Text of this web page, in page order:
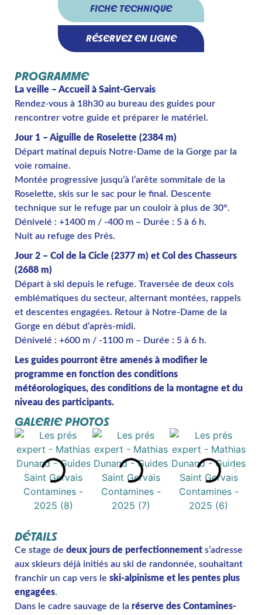
PROGRAMME
La veille – Accueil à Saint-Gervais
Rendez-vous à 18h30 au bureau des guides pour
rencontrer votre guide et préparer le matériel.
Jour 1 – Aiguille de Roselette (2384 m)
Départ matinal depuis Notre-Dame de la Gorge par la
voie romaine.
Montée progressive jusqu’à l’arête sommitale de la
Roselette, skis sur le sac pour le final. Descente
technique sur le refuge par un couloir à plus de 30°.
Dénivelé : +1400 m / -400 m – Durée : 5 à 6 h.
Nuit au refuge des Prés.
Jour 2 – Col de la Cicle (2377 m) et Col des Chasseurs
(2688 m)
Départ à ski depuis le refuge. Traversée de deux cols
emblématiques du secteur, alternant montées, rappels
et descentes engagées. Retour à Notre-Dame de la
Gorge en début d’après-midi.
Dénivelé : +600 m / -1100 m – Durée : 5 à 6 h.
Les guides pourront être amenés à modifier le
programme en fonction des conditions
météorologiques, des conditions de la montagne et du
niveau des participants.
GALERIE PHOTOS
DÉTAILS
Ce stage de deux jours de perfectionnement s’adresse
aux skieurs déjà initiés au ski de randonnée, souhaitant
franchir un cap vers le ski-alpinisme et les pentes plus
engagées.
Dans le cadre sauvage de la réserve des Contamines-
FICHE TECHNIQUE
RÉSERVEZ EN LIGNE